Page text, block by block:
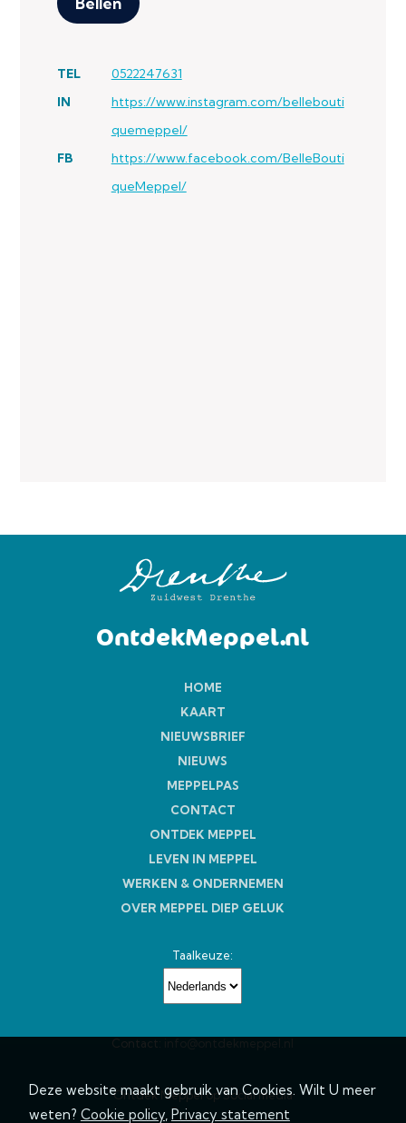
Deze website maakt gebruik van Cookies. Wilt U meer
weten? Cookie policy, Privacy statement
TEL
0522247631
IN
https://www.instagram.com/bellebouti
quemeppel/
FB
https://www.facebook.com/BelleBouti
queMeppel/
OntdekMeppel.nl
HOME
KAART
NIEUWSBRIEF
NIEUWS
MEPPELPAS
CONTACT
ONTDEK MEPPEL
LEVEN IN MEPPEL
WERKEN & ONDERNEMEN
OVER MEPPEL DIEP GELUK
Taalkeuze:
Contact:
Ontdek Meppel op Social media